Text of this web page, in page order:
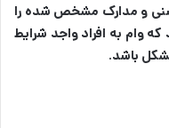
سنی و مدارک مشخص شده را
وام به افراد واجد شرایط
باشد.